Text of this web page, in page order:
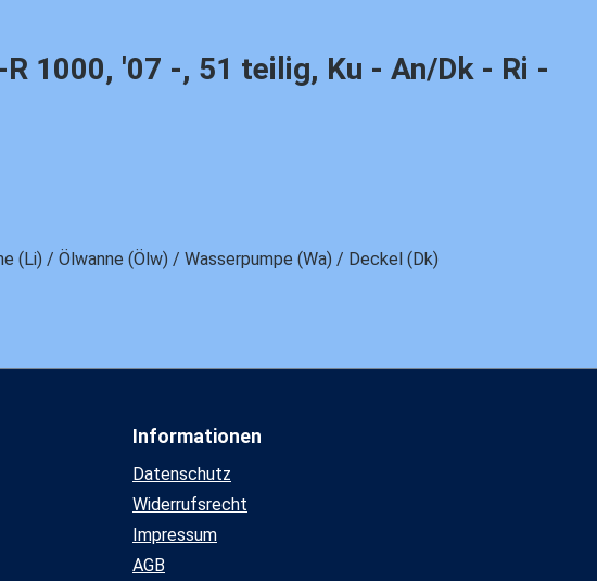
1000, '07 -, 51 teilig, Ku - An/Dk - Ri -
(Li) / Ölwanne (Ölw) / Wasserpumpe (Wa) / Deckel (Dk)
Informationen
Datenschutz
Widerrufsrecht
Impressum
AGB